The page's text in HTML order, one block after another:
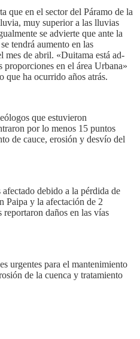
que en el sector del Páramo de la
muy superior a las lluvias
se advierte que ante la
tendrá aumento en las
mes de abril. «Duitama está ad-
proporciones en el área Urbana»
que ha ocurrido años atrás.
que estuvieron
por lo menos 15 puntos
de cauce, erosión y desvío del
debido a la pérdida de
Paipa y la afectación de 2
reportaron daños en las vías
urgentes para el mantenimiento
de la cuenca y tratamiento